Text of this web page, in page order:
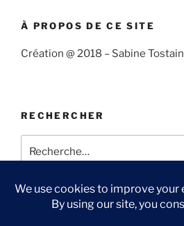
À PROPOS DE CE SITE
Création @ 2018 – Sabine Tostain
RECHERCHER
pour